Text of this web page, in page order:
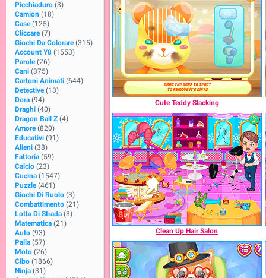
Picchiaduro (3)
Camion (18)
Case (125)
Cliccare (7)
Giochi Da Colorare (315)
Account Y8 (1553)
Parole (26)
Cani (375)
Cartoni Animati (644)
Detective (13)
Dora (94)
Draghi (40)
Dragon Ball Z (4)
Amore (820)
Educativi (91)
Alieni (38)
Fattoria (59)
Calcio (23)
Cucina (1547)
Puzzle (461)
Giochi Di Ruolo (3)
Combattimento (21)
Lotta Di Strada (3)
Matematica (21)
Auto (93)
Palla (57)
Moto (26)
Cibo (1866)
Ninja (31)
Cute Teddy Slacking
Clean Up Hair Salon